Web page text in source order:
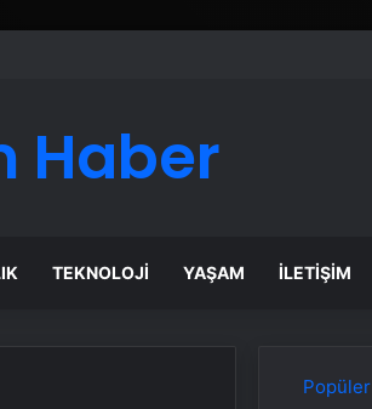
Haber
TEKNOLOJI YAŞAM İLETIŞIM
Popüler